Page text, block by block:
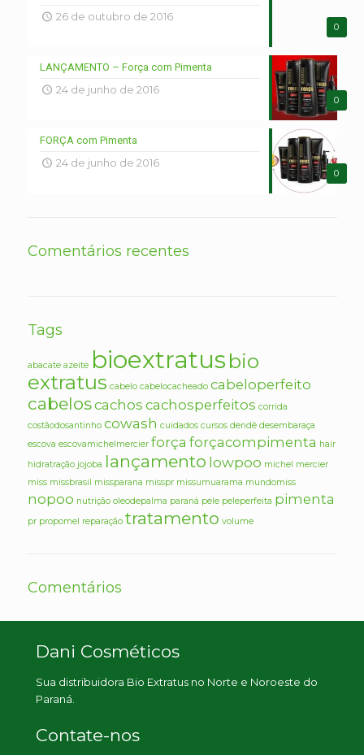
0
26 de outubro de 2016
0
LANÇAMENTO – Força com Pimenta
24 de junho de 2016
0
FORÇA com Pimenta
24 de junho de 2016
Comentários recentes
Tags
abacate azeite bioextratus bio
extratus cabelo cabelocacheado cabeloperfeito
cabeloscachos cachosperfeitos corrida
costãodosantinho cowash cuidados cursos dendê desembaraça
escova escovamichelmercier força forçacompimenta hair
hidratração jojoba lançamento lowpoo michel mercier
miss missbrasil missparana misspr missumuarama mundomiss
nopoo nutrição oleodepalma paraná pele peleperfeita pimenta
pr propomel reparação tratamento volume
Comentários
Dani Cosméticos
Sua distribuidora Bio Extratus no Norte e Noroeste do
Paraná.
Contate-nos